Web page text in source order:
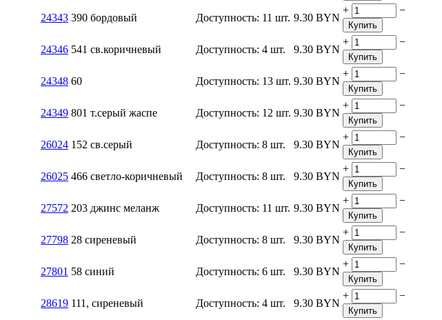
24343 390 бордовый Доступность: 11 шт. 9.30 BYN
+ −
Купить
24346 541 св.коричневый Доступность: 4 шт. 9.30 BYN
+ −
Купить
24348 60 Доступность: 13 шт. 9.30 BYN
+ −
Купить
24349 801 т.серый жаспе Доступность: 12 шт. 9.30 BYN
+ −
Купить
26024 152 св.серый Доступность: 8 шт. 9.30 BYN
+ −
Купить
26025 466 светло-коричневый Доступность: 8 шт. 9.30 BYN
+ −
Купить
27572 203 джинс меланж Доступность: 11 шт. 9.30 BYN
+ −
Купить
27798 28 сиреневый Доступность: 8 шт. 9.30 BYN
+ −
Купить
27801 58 синий Доступность: 6 шт. 9.30 BYN
+ −
Купить
28619 111, сиреневый Доступность: 4 шт. 9.30 BYN
+ −
Купить